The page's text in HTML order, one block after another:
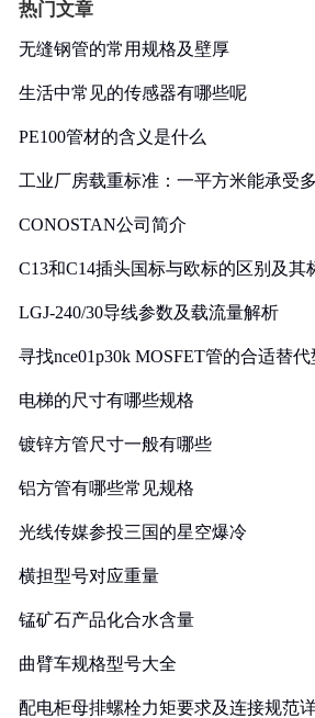
热门文章
无缝钢管的常用规格及壁厚
生活中常见的传感器有哪些呢
PE100管材的含义是什么
工业厂房载重标准：一平方米能承受
CONOSTAN公司简介
C13和C14插头国标与欧标的区别及其
LGJ-240/30导线参数及载流量解析
寻找nce01p30k MOSFET管的合适替
电梯的尺寸有哪些规格
镀锌方管尺寸一般有哪些
铝方管有哪些常见规格
光线传媒参投三国的星空爆冷
横担型号对应重量
锰矿石产品化合水含量
曲臂车规格型号大全
配电柜母排螺栓力矩要求及连接规范